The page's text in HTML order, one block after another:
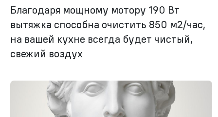
Благодаря мощному мотору 190 Вт
вытяжка способна очистить 850 м2/час,
на вашей кухне всегда будет чистый,
свежий воздух